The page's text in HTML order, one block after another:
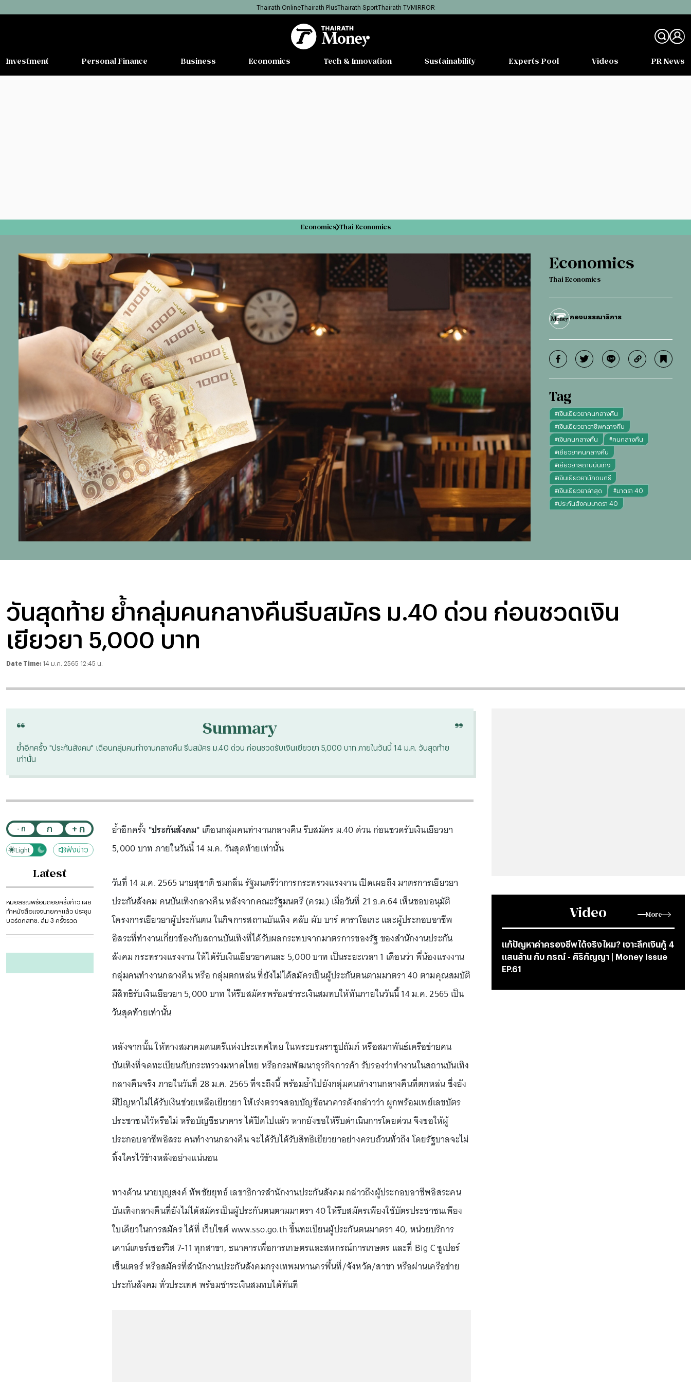
Thairath OnlineThairath PlusThairath SportThairath TVMIRROR
Investment Personal Finance Business Economics Tech & Innovation Sustainability Experts Pool Videos PR News
Economics Thai Economics
Economics
Thai Economics
กองบรรณาธิการ
Tag
#เงินเยียวยาคนกลางคืน
#เงินเยียวยาอาชีพกลางคืน
#เงินคนกลางคืน #คนกลางคืน
#เยียวยาคนกลางคืน
#เยียวยาสถานบันเทิง
#เงินเยียวยานักดนตรี
#เงินเยียวยาล่าสุด #มาตรา 40
#ประกันสังคมมาตรา 40
วันสุดท้าย ย้ำกลุ่มคนกลางคืนรีบสมัคร ม.40 ด่วน ก่อนชวดเงิน
เยียวยา 5,000 บาท
Date Time: 14 ม.ค. 2565 12:45 น.
Video More
แก้ปัญหาค่าครองชีพได้จริงไหม? เจาะลึกเงินกู้ 4
แสนล้าน กับ กรณ์ - ศิริกัญญา | Money Issue
EP.61
“ Summary “
ย้ำอีกครั้ง "ประกันสังคม" เตือนกลุ่มคนทำงานกลางคืน รีบสมัคร ม.40 ด่วน ก่อนชวดรับเงินเยียวยา 5,000 บาท ภายในวันนี้ 14 ม.ค. วันสุดท้าย
เท่านั้น
- ก ก + ก
Dark
Light ฟังข่าว
Latest
หมอสรณพร้อมถอยครึ่งก้าว เผย
ทำหนังสือแจงนายกฯแล้ว ประชุม
บอร์ดกสทช. ล่ม 3 ครั้งรวด
ย้ำอีกครั้ง "ประกันสังคม" เตือนกลุ่มคนทำงานกลางคืน รีบสมัคร ม.40 ด่วน ก่อนชวดรับเงินเยียวยา
5,000 บาท ภายในวันนี้ 14 ม.ค. วันสุดท้ายเท่านั้น
วันที่ 14 ม.ค. 2565 นายสุชาติ ชมกลิ่น รัฐมนตรีว่าการกระทรวงแรงงาน เปิดเผยถึง มาตรการเยียวยา
ประกันสังคม คนบันเทิงกลางคืน หลังจากคณะรัฐมนตรี (ครม.) เมื่อวันที่ 21 ธ.ค.64 เห็นชอบอนุมัติ
โครงการเยียวยาผู้ประกันตน ในกิจการสถานบันเทิง คลับ ผับ บาร์ คาราโอเกะ และผู้ประกอบอาชีพ
อิสระที่ทำงานเกี่ยวข้องกับสถานบันเทิงที่ได้รับผลกระทบจากมาตรการของรัฐ ของสำนักงานประกัน
สังคม กระทรวงแรงงาน ให้ได้รับเงินเยียวยาคนละ 5,000 บาท เป็นระยะเวลา 1 เดือนว่า พี่น้องแรงงาน
กลุ่มคนทำงานกลางคืน หรือ กลุ่มตกหล่น ที่ยังไม่ได้สมัครเป็นผู้ประกันตนตามมาตรา 40 ตามคุณสมบัติ
มีสิทธิรับเงินเยียวยา 5,000 บาท ให้รีบสมัครพร้อมชำระเงินสมทบให้ทันภายในวันนี้ 14 ม.ค. 2565 เป็น
วันสุดท้ายเท่านั้น
หลังจากนั้น ให้ทางสมาคมดนตรีแห่งประเทศไทย ในพระบรมราชูปถัมภ์ หรือสมาพันธ์เครือข่ายคน
บันเทิงที่จดทะเบียนกับกระทรวงมหาดไทย หรือกรมพัฒนาธุรกิจการค้า รับรองว่าทำงานในสถานบันเทิง
กลางคืนจริง ภายในวันที่ 28 ม.ค. 2565 ที่จะถึงนี้ พร้อมย้ำไปยังกลุ่มคนทำงานกลางคืนที่ตกหล่น ซึ่งยัง
มีปัญหาไม่ได้รับเงินช่วยเหลือเยียวยา ให้เร่งตรวจสอบบัญชีธนาคารดังกล่าวว่า ผูกพร้อมเพย์เลขบัตร
ประชาชนไว้หรือไม่ หรือบัญชีธนาคาร ได้ปิดไปแล้ว หากยังขอให้รีบดำเนินการโดยด่วน จึงขอให้ผู้
ประกอบอาชีพอิสระ คนทำงานกลางคืน จะได้รับได้รับสิทธิเยียวยาอย่างครบถ้วนทั่วถึง โดยรัฐบาลจะไม่
ทิ้งใครไว้ข้างหลังอย่างแน่นอน
ทางด้าน นายบุญสงค์ ทัพชัยยุทธ์ เลขาธิการสำนักงานประกันสังคม กล่าวถึงผู้ประกอบอาชีพอิสระคน
บันเทิงกลางคืนที่ยังไม่ได้สมัครเป็นผู้ประกันตนตามมาตรา 40 ให้รีบสมัครเพียงใช้บัตรประชาชนเพียง
ใบเดียวในการสมัคร ได้ที่ เว็บไซต์ www.sso.go.th ขึ้นทะเบียนผู้ประกันตนมาตรา 40, หน่วยบริการ
เคาน์เตอร์เซอร์วิส 7-11 ทุกสาขา, ธนาคารเพื่อการเกษตรและสหกรณ์การเกษตร และที่ Big C ซูเปอร์
เซ็นเตอร์ หรือสมัครที่สำนักงานประกันสังคมกรุงเทพมหานครพื้นที่/จังหวัด/สาขา หรือผ่านเครือข่าย
ประกันสังคม ทั่วประเทศ พร้อมชำระเงินสมทบได้ทันที